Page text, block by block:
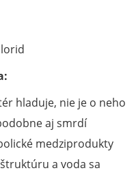
hladuje, nie je o neho
aj smrdí
medziprodukty
a voda sa